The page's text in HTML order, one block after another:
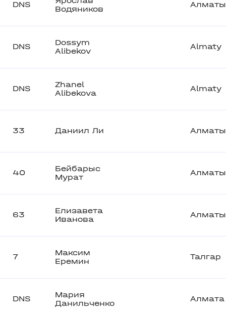
DNS
Водяников
Алматы
DNS
Dossym
Alibekov
Almaty
DNS
Zhanel
Alibekova
Almaty
33 Даниил Ли Алматы
40
Бейбарыс
Мурат
Алматы
63
Елизавета
Иванова
Алматы
7
Максим
Еремин
Талгар
DNS
Мария
Данильченко
Алмата